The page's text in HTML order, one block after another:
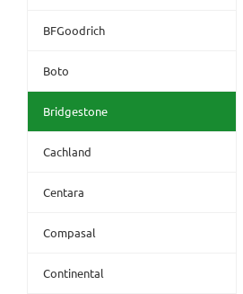
BFGoodrich
Boto
Bridgestone
Cachland
Centara
Compasal
Continental